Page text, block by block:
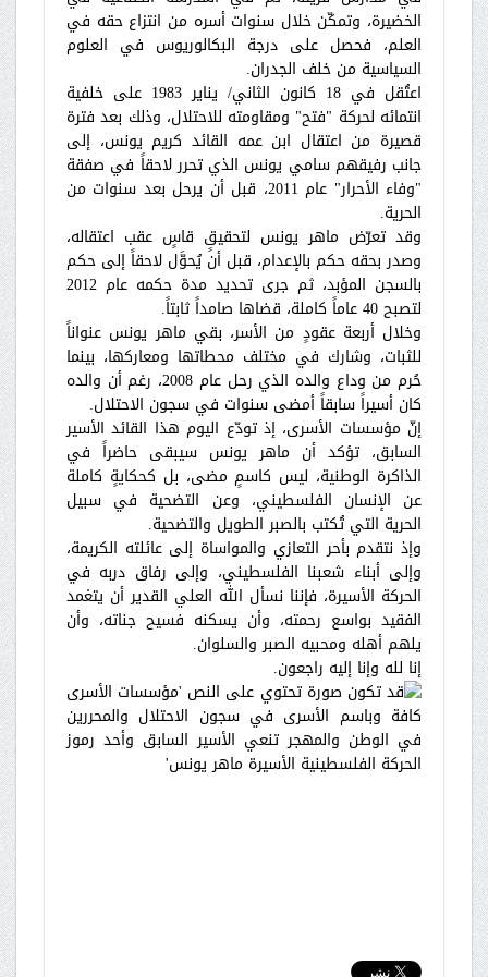
الخضيرة، وتمكّن خلال سنوات أسره من انتزاع حقه في
العلم، فحصل على درجة البكالوريوس في العلوم
السياسية من خلف الجدران.
اعتُقل في 18 كانون الثاني/ يناير 1983 على خلفية
انتمائه لحركة "فتح" ومقاومته للاحتلال، وذلك بعد فترة
قصيرة من اعتقال ابن عمه القائد كريم يونس، إلى
جانب رفيقهم سامي يونس الذي تحرر لاحقاً في صفقة
"وفاء الأحرار" عام 2011، قبل أن يرحل بعد سنوات من
الحرية.
وقد تعرّض ماهر يونس لتحقيقٍ قاسٍ عقب اعتقاله،
وصدر بحقه حكم بالإعدام، قبل أن يُحوَّل لاحقاً إلى حكم
بالسجن المؤبد، ثم جرى تحديد مدة حكمه عام 2012
لتصبح 40 عاماً كاملة، قضاها صامداً ثابتاً.
وخلال أربعة عقودٍ من الأسر، بقي ماهر يونس عنواناً
للثبات، وشارك في مختلف محطاتها ومعاركها، بينما
حُرم من وداع والده الذي رحل عام 2008، رغم أن والده
كان أسيراً سابقاً أمضى سنوات في سجون الاحتلال.
إنّ مؤسسات الأسرى، إذ تودّع اليوم هذا القائد الأسير
السابق، تؤكد أن ماهر يونس سيبقى حاضراً في
الذاكرة الوطنية، ليس كاسمٍ مضى، بل كحكايةٍ كاملة
عن الإنسان الفلسطيني، وعن التضحية في سبيل
الحرية التي تُكتب بالصبر الطويل والتضحية.
وإذ نتقدم بأحر التعازي والمواساة إلى عائلته الكريمة،
وإلى أبناء شعبنا الفلسطيني، وإلى رفاق دربه في
الحركة الأسيرة، فإننا نسأل الله العلي القدير أن يتغمد
الفقيد بواسع رحمته، وأن يسكنه فسيح جناته، وأن
يلهم أهله ومحبيه الصبر والسلوان.
إنا لله وإنا إليه راجعون.